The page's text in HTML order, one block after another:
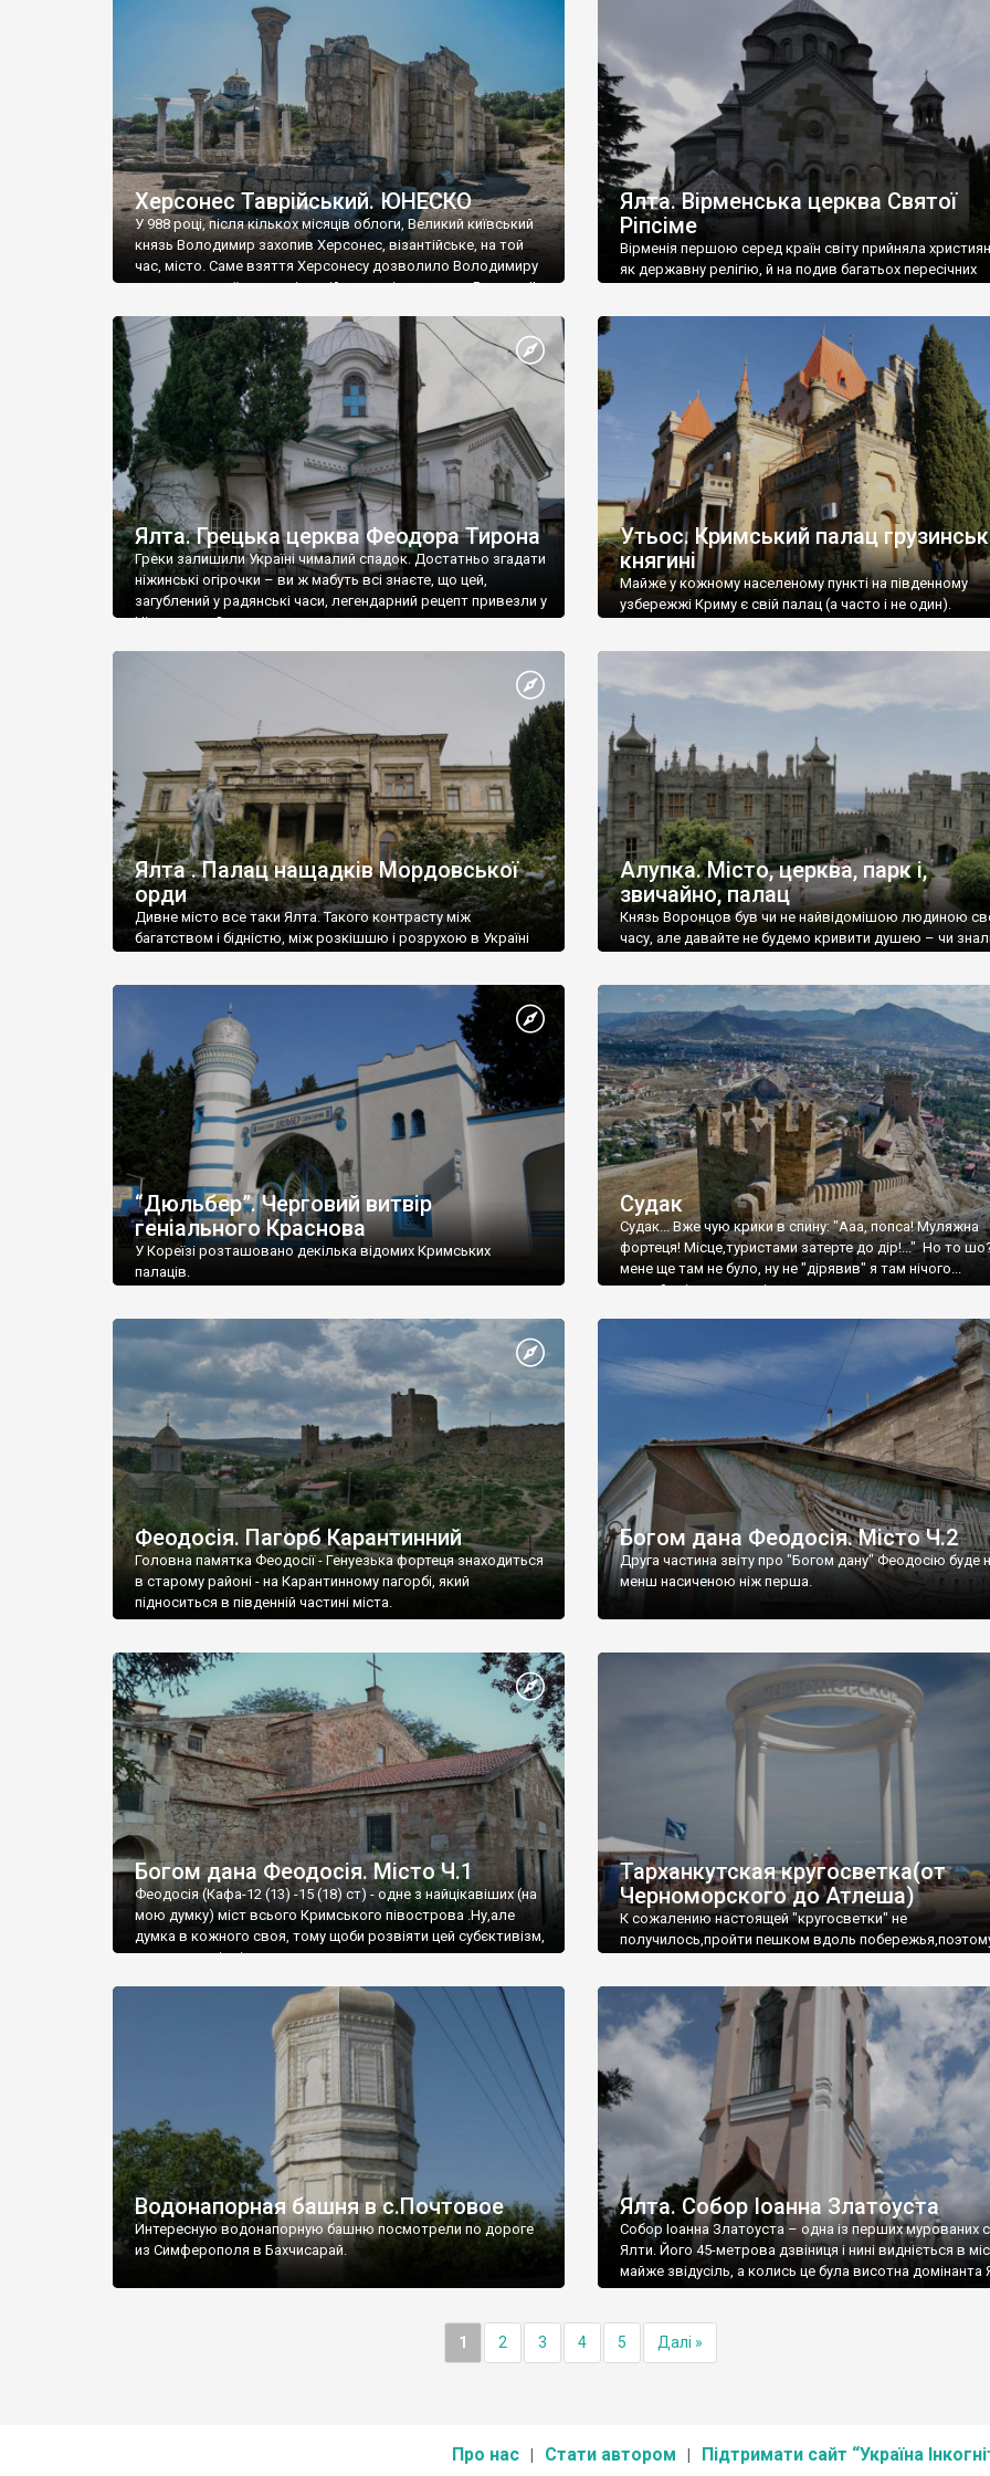
візантійської доби. Раритети викрадені з фондів об’єкту
культурної спадщини ЮНЕСКО «Херсонеса Таврійського».
Офіційно – на виставку «Золото Візантії», але експерти та
влада в Україні вважають це лише […]
називаються «повстяками» (postaki)…” “Вино. Крим
виробляє відмінне вино і його вдосталь: воно все
легке біле і дуже […]
Херсонес Таврійський. ЮНЕСКО
У 988 році, після кількох місяців облоги, Великий київський
князь Володимир захопив Херсонес, візантійське, на той
час, місто. Саме взяття Херсонесу дозволило Володимиру
диктувати свої умови візантійському імператору Василю ІІ,
Херсонесі Володимир-язичник, став Василем-
християнином. А потім було Хрещення Русі. На честь
Херсонесу Таврійського названо місто […]
Ялта. Вірменська церква Святої
Ріпсіме
Вірменія першою серед країн світу прийняла
як державну релігію, й на подив багатьох пересічних
Ялта. Грецька церква Феодора Тирона
Греки залишили Україні чималий спадок. Достатньо згадати
ніжинські огірочки – ви ж мабуть всі знаєте, що цей,
загублений у радянські часи, легендарний рецепт привезли у
Ніжин греки?
Утьос. Кримський палац
княгині
Майже у кожному населеному пункті на південному
узбережжі Криму є свій палац (а часто і не один).
Ялта . Палац нащадків Мордовської
орди
Дивне місто все таки Ялта. Такого контрасту між
багатством і бідністю, між розкішшю і розрухою в Україні
Алупка. Місто, церква, парк і,
звичайно, палац
Князь Воронцов був чи не найвідомішою людиною
часу, але давайте не будемо кривити душею – чи
“Дюльбер”. Черговий витвір
геніального Краснова
У Кореїзі розташовано декілька відомих Кримських
палаців.
Судак
Судак... Вже чую крики в спину: "Ааа, попса! Муляжна
фортеця! Місце,туристами затерте до дір!..." Но то
мене ще там не було, ну не "дірявив" я там нічого...
принаймні до цього літа.
Феодосія. Пагорб Карантинний
Головна памятка Феодосії - Генуезька фортеця знаходиться
в старому районі - на Карантинному пагорбі, який
підноситься в південній частині міста.
Богом дана Феодосія. Місто Ч.2
Друга частина звіту про "Богом дану" Феодосію буде
менш насиченою ніж перша.
Богом дана Феодосія. Місто Ч.1
Феодосія (Кафа-12 (13) -15 (18) ст) - одне з найцікавіших (на
мою думку) міст всього Кримського півострова .Ну,але
думка в кожного своя, тому щоби розвіяти цей субєктивізм,
запрошую відвідати це
Тарханкутская кругосветка(от
Черноморского до Атлеша)
К сожалению настоящей "кругосветки" не
получилось,пройти пешком вдоль
Водонапорная башня в с.Почтовое
Интересную водонапорную башню посмотрели по дороге
из Симферополя в Бахчисарай.
Ялта. Собор Іоанна Златоуста
Собор Іоанна Златоуста – одна із перших мурованих
Ялти. Його 45-метрова дзвіниця і нині видніється в
майже звідусіль, а колись це була висотна домінанта
1 2 3 4 5 Далі »
Про нас Стати автором Підтримати сайт “Україна